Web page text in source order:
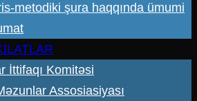
metodiki şura haqqında ümumi
İttifaqı Komitəsi
Assosiasiyası